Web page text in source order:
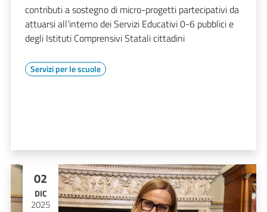
contributi a sostegno di micro-progetti partecipativi da
attuarsi all’interno dei Servizi Educativi 0-6 pubblici e
degli Istituti Comprensivi Statali cittadini
Servizi per le scuole
02
DIC
2025